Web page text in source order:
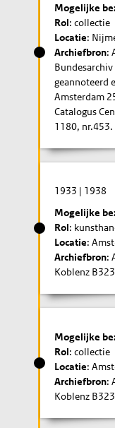
Mogelijke
Rol: collectie
Locatie:
Archiefbron:
geannoteerd
Amsterdam
Catalogus
1180, nr.453.
1933 | 1938
Mogelijke
Rol:
Locatie:
Archiefbron:
Koblenz
Mogelijke
Rol: collectie
Locatie:
Archiefbron:
Koblenz